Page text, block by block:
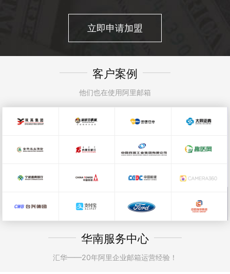
立即申请加盟
客户案例
他们也在使用阿里邮箱
华南服务中心
汇华——20年阿里企业邮箱运营经验！